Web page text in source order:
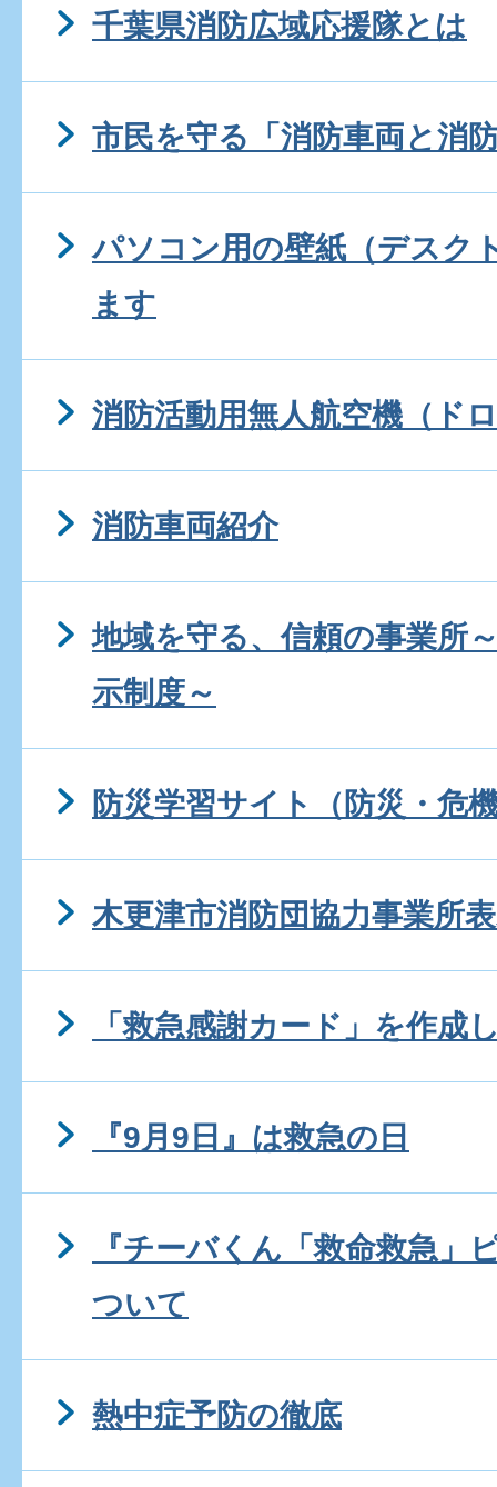
千葉県消防広域応援隊とは
市民を守る「消防車両と消
パソコン用の壁紙（デスク
ます
消防活動用無人航空機（ド
消防車両紹介
地域を守る、信頼の事業所
示制度～
防災学習サイト（防災・危
木更津市消防団協力事業所
「救急感謝カード」を作成
『9月9日』は救急の日
『チーバくん「救命救急」
ついて
熱中症予防の徹底